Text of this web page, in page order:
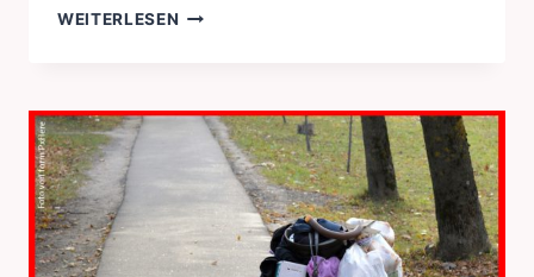
WEITERLESEN KULTURTICKET